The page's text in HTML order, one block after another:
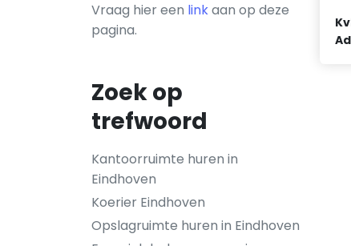
Vraag hier een linkaan op deze
pagina.
Zoek op
trefwoord
Kantoorruimte huren in
Eindhoven
Koerier Eindhoven
Opslagruimte huren in Eindhoven